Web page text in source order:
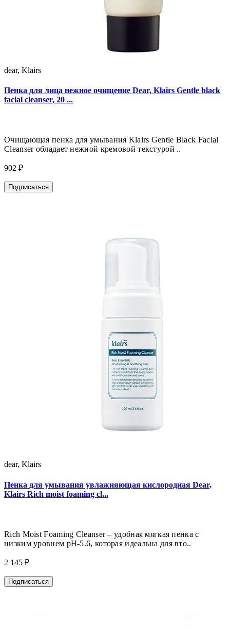
dear, Klairs
Пенка для лица нежное очищение Dear, Klairs Gentle black
facial cleanser, 20 ...
Очищающая пенка для умывания Klairs Gentle Black Facial
Cleanser обладает нежной кремовой текстурой ..
902 ₽
Подписаться
dear, Klairs
Пенка для умывания увлажняющая кислородная Dear,
Klairs Rich moist foaming cl...
Rich Moist Foaming Cleanser – удобная мягкая пенка с
низким уровнем рН-5.6, которая идеальна для вто..
2 145 ₽
Подписаться